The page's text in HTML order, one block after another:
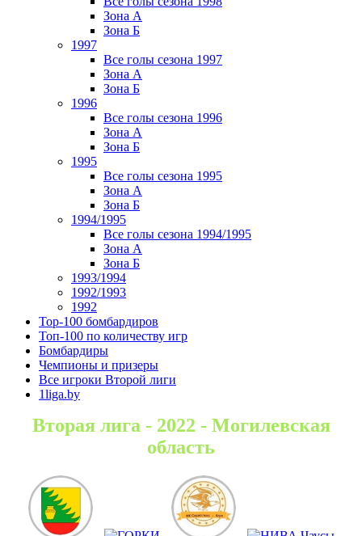
Зона А
Зона Б
1997
Все голы сезона 1997
Зона А
Зона Б
1996
Все голы сезона 1996
Зона А
Зона Б
1995
Все голы сезона 1995
Зона А
Зона Б
1994/1995
Все голы сезона 1994/1995
Зона А
Зона Б
1993/1994
1992/1993
1992
Top-100 бомбардиров
Топ-100 по количеству игр
Бомбардиры
Чемпионы и призеры
Все игроки Второй лиги
1liga.by
Вторая лига - 2022 - Могилевская
область